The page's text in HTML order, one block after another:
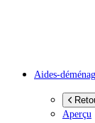
Aides-
Aperçu